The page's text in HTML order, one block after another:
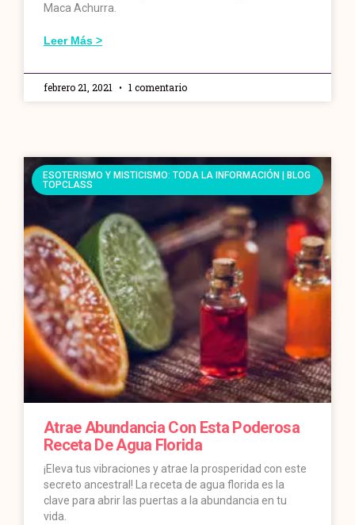
Maca Achurra.
Leer Más >
febrero 21, 2021 1 comentario
ESOTERISMO Y MISTICISMO: TODA LA INFORMACIÓN | BLOG
TOPCLASS
Atrae Abundancia Con Esta Poderosa
Receta De Agua Florida
¡Eleva tus vibraciones y atrae la prosperidad con este
secreto ancestral! La receta de agua florida es la
clave para abrir las puertas a la abundancia en tu
vida.